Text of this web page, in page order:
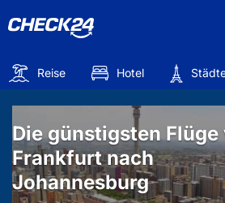
Reise Hotel
Die günstigsten Flüge
Frankfurt nach
Johannesburg